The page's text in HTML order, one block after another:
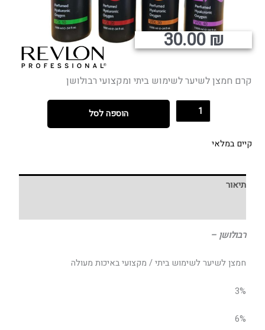
קרם חמצן לשיער לשימוש ביתי ומקצועי רבולושן
30.00₪
הוספה לסל
קיים במלאי
תיאור
רבולושן –
חמצן לשיער לשימוש ביתי / מקצועי באיכות מעולה
3%
6%